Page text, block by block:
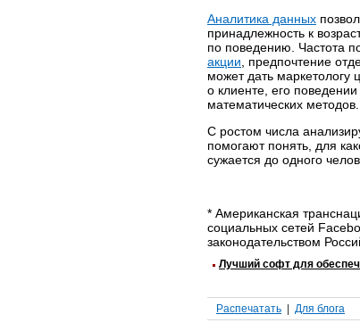
Аналитика данных
принадлежность к
по поведению. Частота
акции , предпочтение
может дать
о клиенте, его
математических методов.
С ростом числа
помогают понять, для
сужается до одного
* Американская
социальных сетей
законодательством
Лучший софт для
Распечатать Для блога